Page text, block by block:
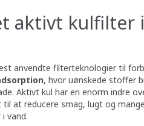
aktivt kulfilter i
anvendte filterteknologier til
, hvor uønskede stoffer
Aktivt kul har en enorm indre
at reducere smag, lugt og mange
vand.